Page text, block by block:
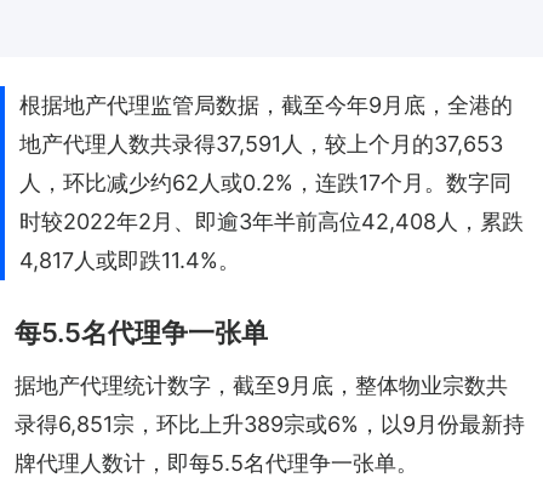
根据地产代理监管局数据，截至今年9月底，全港的
地产代理人数共录得37,591人，较上个月的37,653
人，环比减少约62人或0.2%，连跌17个月。数字同
时较2022年2月、即逾3年半前高位42,408人，累跌
4,817人或即跌11.4%。
每5.5名代理争一张单
据地产代理统计数字，截至9月底，整体物业宗数共
录得6,851宗，环比上升389宗或6%，以9月份最新持
牌代理人数计，即每5.5名代理争一张单。